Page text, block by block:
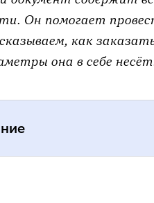
Он помогает
как
она в себе